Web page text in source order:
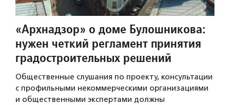
«Архнадзор» о доме Булошникова:
нужен четкий регламент принятия
градостроительных решений
Общественные слушания по проекту, консультации
с профильными некоммерческими организациями
и общественными экспертами должны